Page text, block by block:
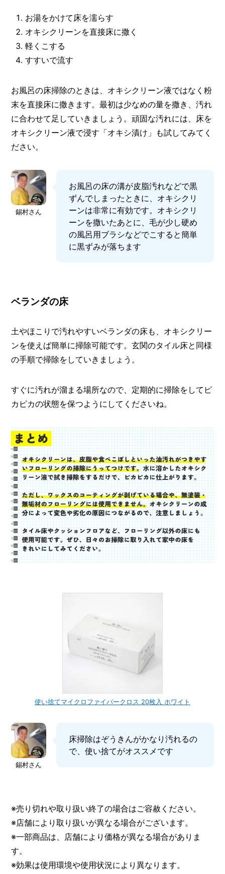
お湯をかけて床を濡らす
オキシクリーンを直接床に撒く
軽くこする
すすいで流す
お風呂の床掃除のときは、オキシクリーン液ではなく粉
末を直接床に撒きます。最初は少なめの量を撒き、汚れ
に合わせて足していきましょう。頑固な汚れには、床を
オキシクリーン液で浸す「オキシ漬け」も試してみてく
ださい。
錫村さん
お風呂の床の溝が皮脂汚れなどで黒
ずんでしまったときに、オキシクリ
ーンは非常に有効です。オキシクリ
ーンを撒いたあとに、毛が少し硬め
の風呂用ブラシなどでこすると簡単
に黒ずみが落ちます
ベランダの床
土やほこりで汚れやすいベランダの床も、オキシクリー
ンを使えば簡単に掃除可能です。玄関のタイル床と同様
の手順で掃除をしていきましょう。
すぐに汚れが溜まる場所なので、定期的に掃除をしてピ
カピカの状態を保つようにしてくださいね。
使い捨てマイクロファイバークロス 20枚入 ホワイト
錫村さん
床掃除はぞうきんがかなり汚れるの
で、使い捨てがオススメです
※売り切れや取り扱い終了の場合はご容赦ください。
※店舗により取り扱いが異なる場合がございます。
※一部商品は、店舗により価格が異なる場合がありま
す。
※効果は使用環境や使用状況により異なります。